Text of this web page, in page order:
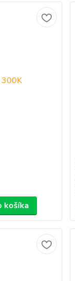
košíka